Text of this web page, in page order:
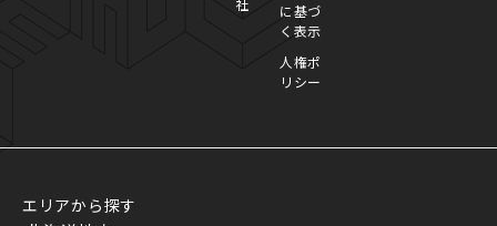
社
に基づ
く表示
人権ポ
リシー
エリアから探す